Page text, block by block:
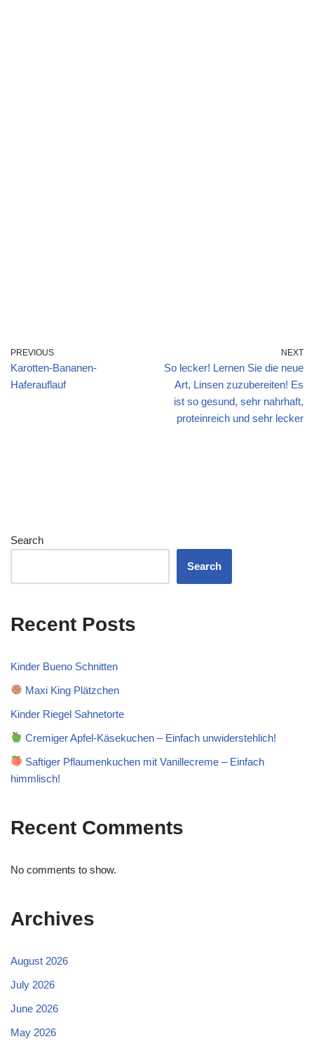
PREVIOUS
Karotten-Bananen-
Haferauflauf
NEXT
So lecker! Lernen Sie die neue
Art, Linsen zuzubereiten! Es
ist so gesund, sehr nahrhaft,
proteinreich und sehr lecker
Search
Search
Recent Posts
Kinder Bueno Schnitten
Maxi King Plätzchen
Kinder Riegel Sahnetorte
Cremiger Apfel-Käsekuchen – Einfach unwiderstehlich!
Saftiger Pflaumenkuchen mit Vanillecreme – Einfach
himmlisch!
Recent Comments
No comments to show.
Archives
August 2026
July 2026
June 2026
May 2026